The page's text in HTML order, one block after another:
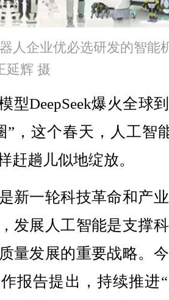
人企业优必选研发的智能
延辉 摄
DeepSeek爆火全球
”，这个春天，人工智
赶趟儿似地绽放。
一轮科技革命和产
发展人工智能是支撑
量发展的重要战略。
报告提出，持续推进